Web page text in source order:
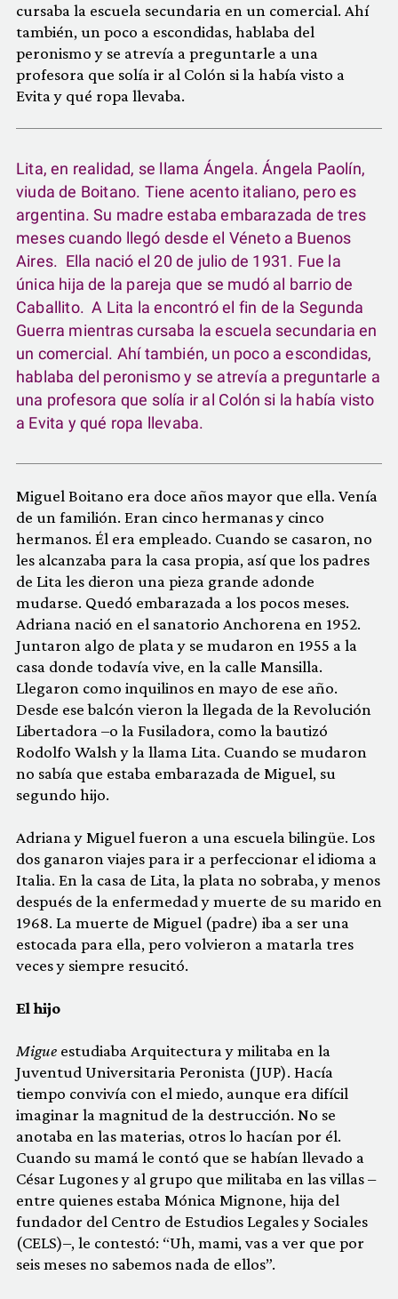
cursaba la escuela secundaria en un comercial. Ahí
también, un poco a escondidas, hablaba del
peronismo y se atrevía a preguntarle a una
profesora que solía ir al Colón si la había visto a
Evita y qué ropa llevaba.
Lita, en realidad, se llama Ángela. Ángela Paolín,
viuda de Boitano. Tiene acento italiano, pero es
argentina. Su madre estaba embarazada de tres
meses cuando llegó desde el Véneto a Buenos
Aires. Ella nació el 20 de julio de 1931. Fue la
única hija de la pareja que se mudó al barrio de
Caballito. A Lita la encontró el fin de la Segunda
Guerra mientras cursaba la escuela secundaria en
un comercial. Ahí también, un poco a escondidas,
hablaba del peronismo y se atrevía a preguntarle a
una profesora que solía ir al Colón si la había visto
a Evita y qué ropa llevaba.
Miguel Boitano era doce años mayor que ella. Venía
de un familión. Eran cinco hermanas y cinco
hermanos. Él era empleado. Cuando se casaron, no
les alcanzaba para la casa propia, así que los padres
de Lita les dieron una pieza grande adonde
mudarse. Quedó embarazada a los pocos meses.
Adriana nació en el sanatorio Anchorena en 1952.
Juntaron algo de plata y se mudaron en 1955 a la
casa donde todavía vive, en la calle Mansilla.
Llegaron como inquilinos en mayo de ese año.
Desde ese balcón vieron la llegada de la Revolución
Libertadora –o la Fusiladora, como la bautizó
Rodolfo Walsh y la llama Lita. Cuando se mudaron
no sabía que estaba embarazada de Miguel, su
segundo hijo.
Adriana y Miguel fueron a una escuela bilingüe. Los
dos ganaron viajes para ir a perfeccionar el idioma a
Italia. En la casa de Lita, la plata no sobraba, y menos
después de la enfermedad y muerte de su marido en
1968. La muerte de Miguel (padre) iba a ser una
estocada para ella, pero volvieron a matarla tres
veces y siempre resucitó.
El hijo
Migue estudiaba Arquitectura y militaba en la
Juventud Universitaria Peronista (JUP). Hacía
tiempo convivía con el miedo, aunque era difícil
imaginar la magnitud de la destrucción. No se
anotaba en las materias, otros lo hacían por él.
Cuando su mamá le contó que se habían llevado a
César Lugones y al grupo que militaba en las villas –
entre quienes estaba Mónica Mignone, hija del
fundador del Centro de Estudios Legales y Sociales
(CELS)–, le contestó: “Uh, mami, vas a ver que por
seis meses no sabemos nada de ellos”.